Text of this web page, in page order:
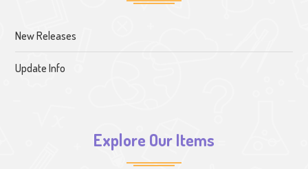
New Releases
Update Info
Explore Our Items